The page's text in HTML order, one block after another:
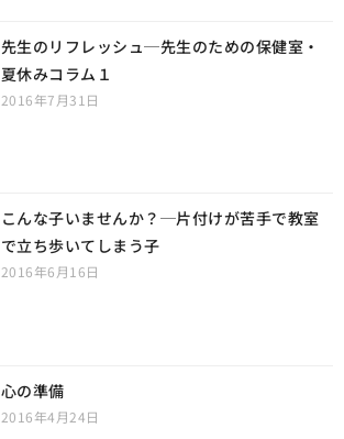
先生のリフレッシュ─先生のための保健室・
夏休みコラム１
2016年7月31日
こんな子いませんか？─片付けが苦手で教室
で立ち歩いてしまう子
2016年6月16日
心の準備
2016年4月24日